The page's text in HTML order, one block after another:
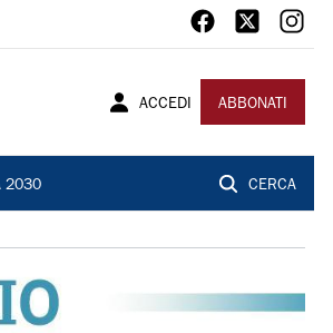
ACCEDI ABBONATI
2030 CERCA